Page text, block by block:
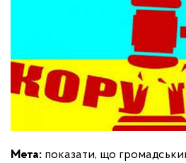
Мета: показати, що